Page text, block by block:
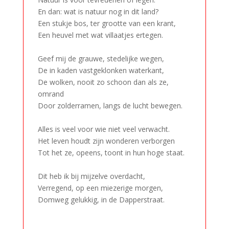
En dan: wat is natuur nog in dit land?
Een stukje bos, ter grootte van een krant,
Een heuvel met wat villaatjes ertegen.
Geef mij de grauwe, stedelijke wegen,
De in kaden vastgeklonken waterkant,
De wolken, nooit zo schoon dan als ze,
omrand
Door zolderramen, langs de lucht bewegen.
Alles is veel voor wie niet veel verwacht.
Het leven houdt zijn wonderen verborgen
Tot het ze, opeens, toont in hun hoge staat.
Dit heb ik bij mijzelve overdacht,
Verregend, op een miezerige morgen,
Domweg gelukkig, in de Dapperstraat.